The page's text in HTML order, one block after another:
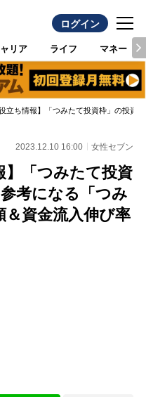
ログイン
リア ライフ マネー
役立ち情報】「つみたて投資枠」の投資
2023.12.10 16:00 女性セブン
】「つみたて投資
考になる「つみ
資金流入伸び率